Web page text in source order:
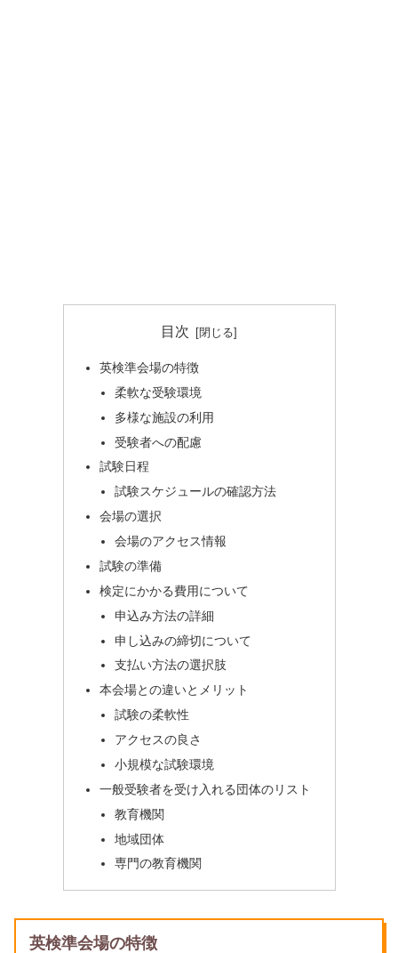
目次
英検準会場の特徴
柔軟な受験環境
多様な施設の利用
受験者への配慮
試験日程
試験スケジュールの確認方法
会場の選択
会場のアクセス情報
試験の準備
検定にかかる費用について
申込み方法の詳細
申し込みの締切について
支払い方法の選択肢
本会場との違いとメリット
試験の柔軟性
アクセスの良さ
小規模な試験環境
一般受験者を受け入れる団体のリスト
教育機関
地域団体
専門の教育機関
英検準会場の特徴